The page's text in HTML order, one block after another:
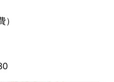
）